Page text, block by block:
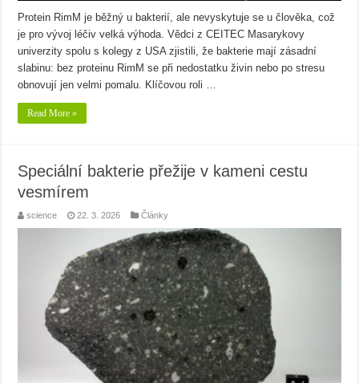
Protein RimM je běžný u bakterií, ale nevyskytuje se u člověka, což
je pro vývoj léčiv velká výhoda. Vědci z CEITEC Masarykovy
univerzity spolu s kolegy z USA zjistili, že bakterie mají zásadní
slabinu: bez proteinu RimM se při nedostatku živin nebo po stresu
obnovují jen velmi pomalu. Klíčovou roli …
Read More »
Speciální bakterie přežije v kameni cestu
vesmírem
science 22. 3. 2026 Články